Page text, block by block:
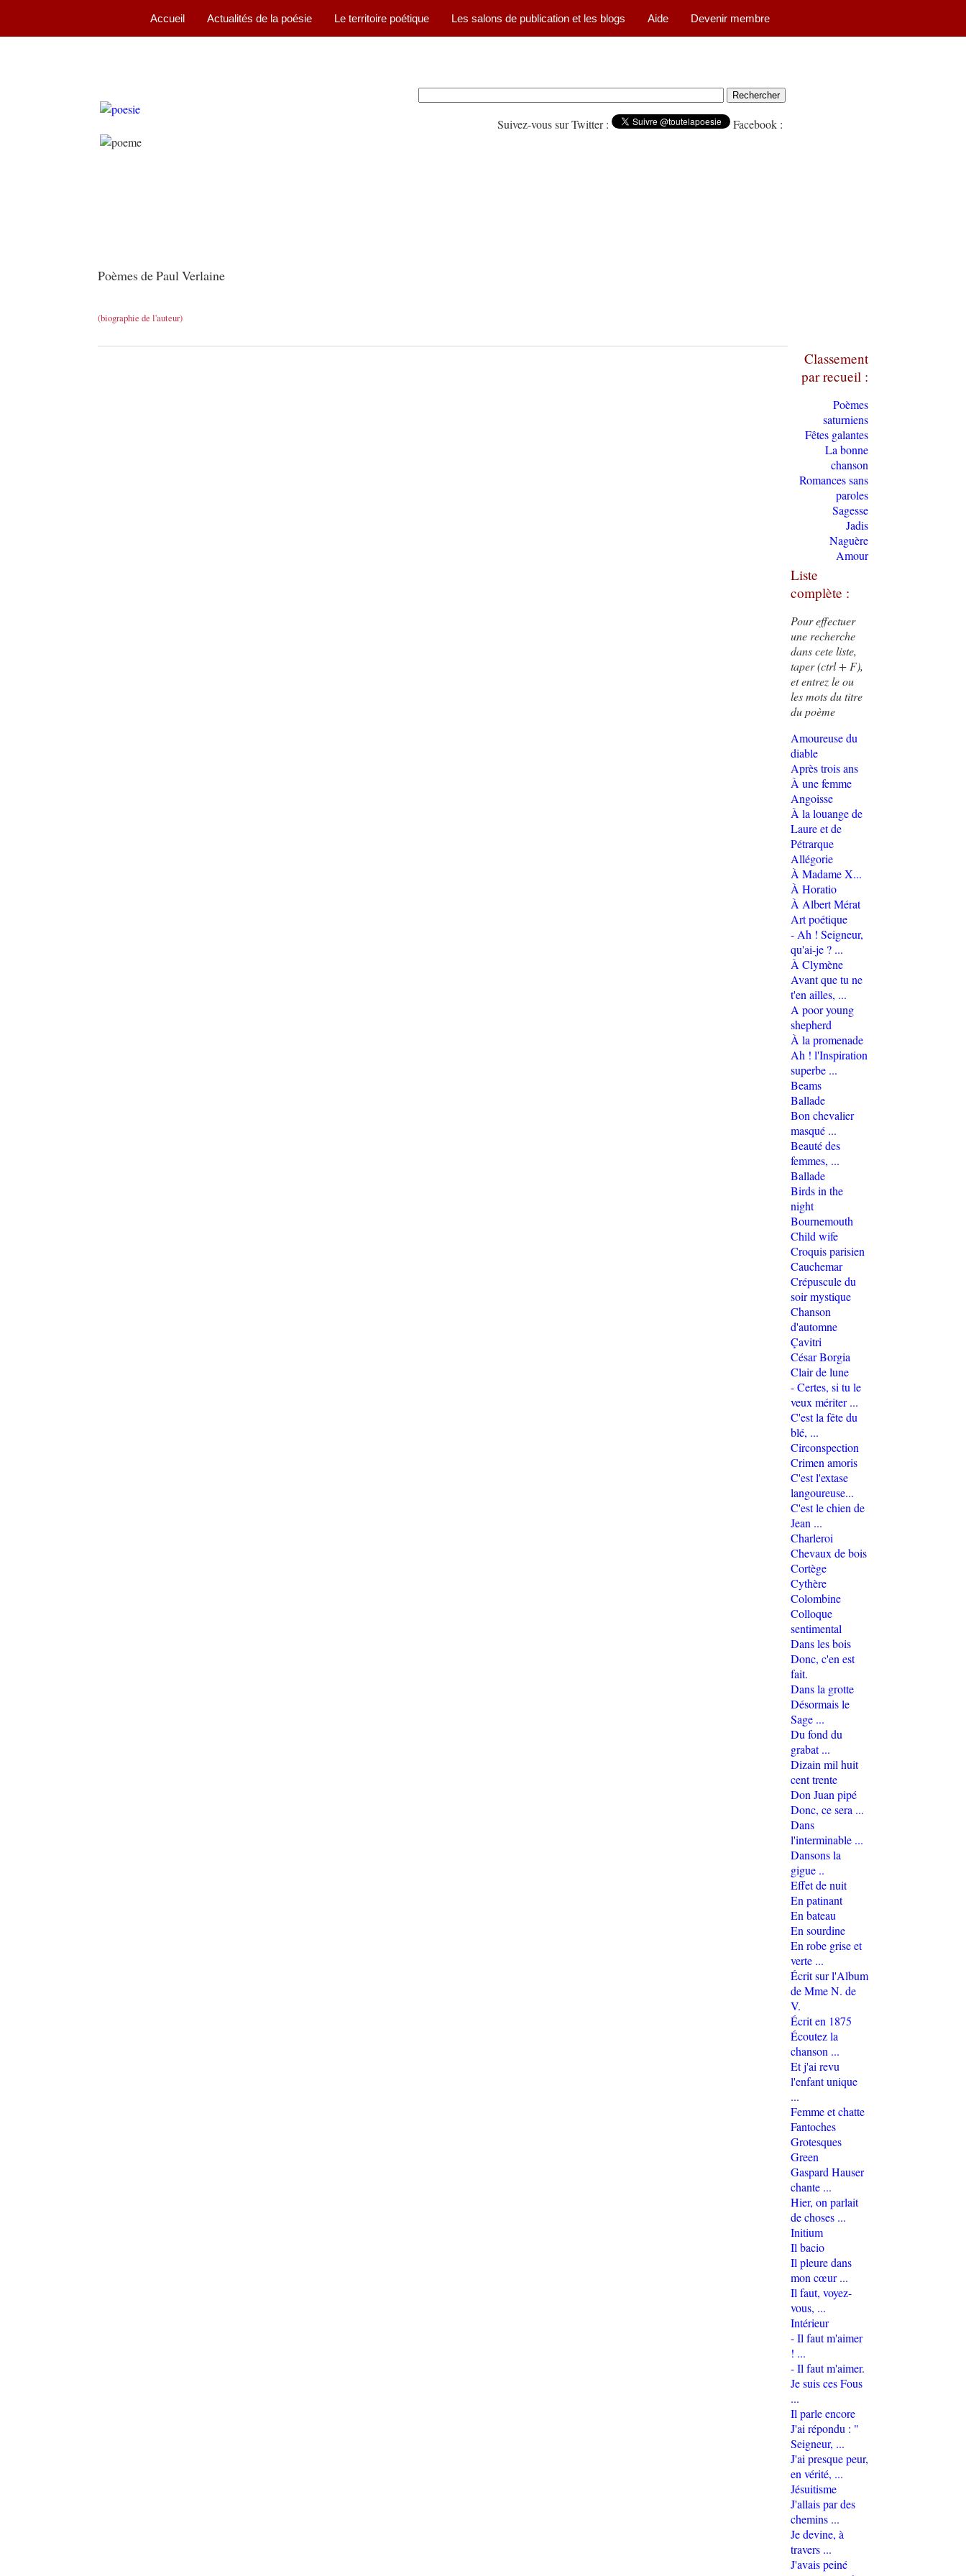
Accueil Actualités de la poésie Le territoire poétique Les salons de publication et les blogs Aide Devenir membre
Suivez-vous sur Twitter : Facebook :
Poèmes de Paul Verlaine
(biographie de l'auteur)
Classement
par recueil :
Poèmes
saturniens
Fêtes galantes
La bonne
chanson
Romances sans
paroles
Sagesse
Jadis
Naguère
Amour
Liste
complète :
Pour effectuer
une recherche
dans cete liste,
taper (ctrl + F),
et entrez le ou
les mots du titre
du poème
Amoureuse du
diable
Après trois ans
À une femme
Angoisse
À la louange de
Laure et de
Pétrarque
Allégorie
À Madame X...
À Horatio
À Albert Mérat
Art poétique
- Ah ! Seigneur,
qu'ai-je ? ...
À Clymène
Avant que tu ne
t'en ailles, ...
A poor young
shepherd
À la promenade
Ah ! l'Inspiration
superbe ...
Beams
Ballade
Bon chevalier
masqué ...
Beauté des
femmes, ...
Ballade
Birds in the
night
Bournemouth
Child wife
Croquis parisien
Cauchemar
Crépuscule du
soir mystique
Chanson
d'automne
Çavitri
César Borgia
Clair de lune
- Certes, si tu le
veux mériter ...
C'est la fête du
blé, ...
Circonspection
Crimen amoris
C'est l'extase
langoureuse...
C'est le chien de
Jean ...
Charleroi
Chevaux de bois
Cortège
Cythère
Colombine
Colloque
sentimental
Dans les bois
Donc, c'en est
fait.
Dans la grotte
Désormais le
Sage ...
Du fond du
grabat ...
Dizain mil huit
cent trente
Don Juan pipé
Donc, ce sera ...
Dans
l'interminable ...
Dansons la
gigue ..
Effet de nuit
En patinant
En bateau
En sourdine
En robe grise et
verte ...
Écrit sur l'Album
de Mme N. de
V.
Écrit en 1875
Écoutez la
chanson ...
Et j'ai revu
l'enfant unique
...
Femme et chatte
Fantoches
Grotesques
Green
Gaspard Hauser
chante ...
Hier, on parlait
de choses ...
Initium
Il bacio
Il pleure dans
mon cœur ...
Il faut, voyez-
vous, ...
Intérieur
- Il faut m'aimer
! ...
- Il faut m'aimer.
Je suis ces Fous
...
Il parle encore
J'ai répondu : "
Seigneur, ...
J'ai presque peur,
en vérité, ...
Jésuitisme
J'allais par des
chemins ...
Je devine, à
travers ...
J'avais peiné